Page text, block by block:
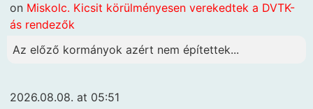
on Miskolc. Kicsit körülményesen verekedtek a DVTK-
ás rendezők
Az előző kormányok azért nem építettek...
2026.08.08. at 05:51